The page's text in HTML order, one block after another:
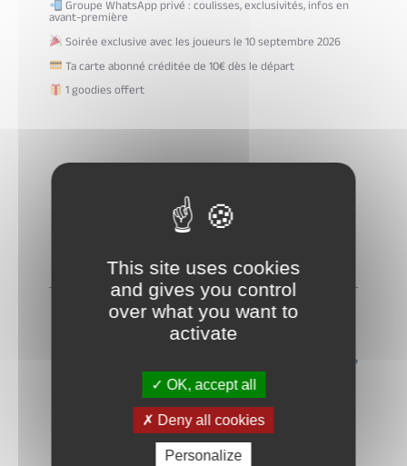
Groupe WhatsApp privé : coulisses, exclusivités, infos en
avant-première
Soirée exclusive avec les joueurs le 10 septembre 2026
Ta carte abonné créditée de 10€ dès le départ
1 goodies offert
JE M'ABONNE
Vous avez une question concernant les (ré)abonnements ?
Nous vous invitons à consulter la Foire aux Questions avant
de nous contacter. En cas de difficulté, merci de privilégier
les contacts par mail vianotre formulaire de contact.
This site uses cookies
and gives you control
over what you want to
activate
OK, accept all
Deny all cookies
Personalize